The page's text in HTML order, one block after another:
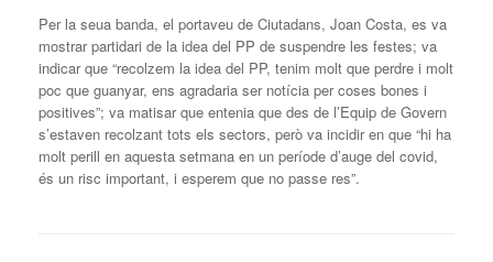
Per la seua banda, el portaveu de Ciutadans, Joan Costa, es va
mostrar partidari de la idea del PP de suspendre les festes; va
indicar que “recolzem la idea del PP, tenim molt que perdre i molt
poc que guanyar, ens agradaria ser notícia per coses bones i
positives”; va matisar que entenia que des de l’Equip de Govern
s’estaven recolzant tots els sectors, però va incidir en que “hi ha
molt perill en aquesta setmana en un període d’auge del covid,
és un risc important, i esperem que no passe res”.